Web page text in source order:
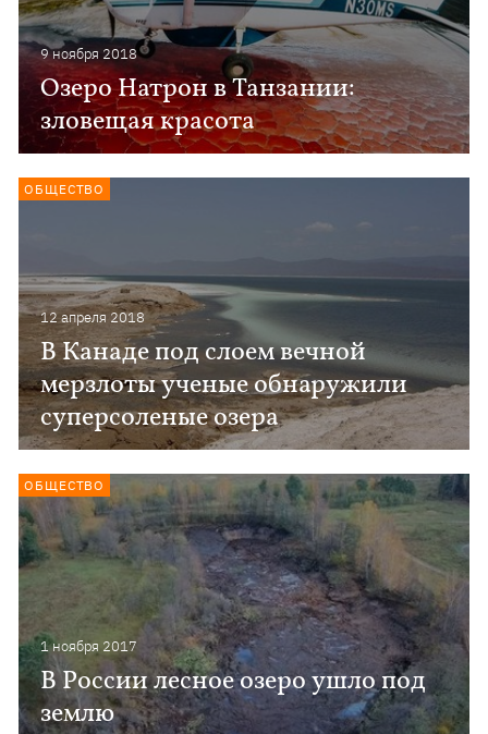
9 ноября 2018
Озеро Натрон в Танзании:
зловещая красота
12 апреля 2018
В Канаде под слоем вечной
мерзлоты ученые обнаружили
суперсоленые озера
ОБЩЕСТВО
1 ноября 2017
В России лесное озеро ушло под
землю
ОБЩЕСТВО